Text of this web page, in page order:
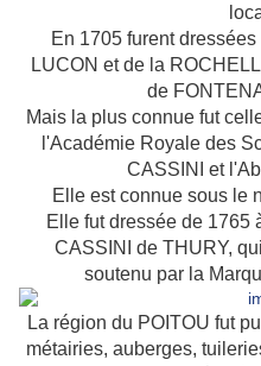
En 1705 furent
LUCON et de la
de
Mais la plus connue fut
l'Académie Royale des
CASSINI et
Elle est connue sous le
Elle fut dressée de 1765
CASSINI de THURY,
soutenu par la
La région du POITOU fut
métairies, auberges,